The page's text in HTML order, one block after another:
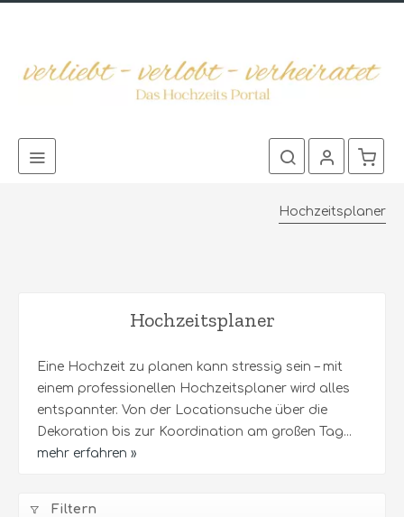
Hochzeitsplaner
Hochzeitsplaner
Eine Hochzeit zu planen kann stressig sein – mit
einem professionellen Hochzeitsplaner wird alles
entspannter. Von der Locationsuche über die
Dekoration bis zur Koordination am großen Tag...
mehr erfahren »
Filtern